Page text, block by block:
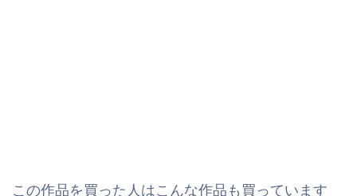
この作品を買った人はこんな作品も買っています